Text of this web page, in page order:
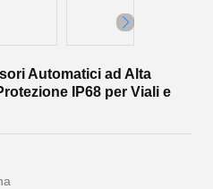
Automatici ad Alta
IP68 per Viali e